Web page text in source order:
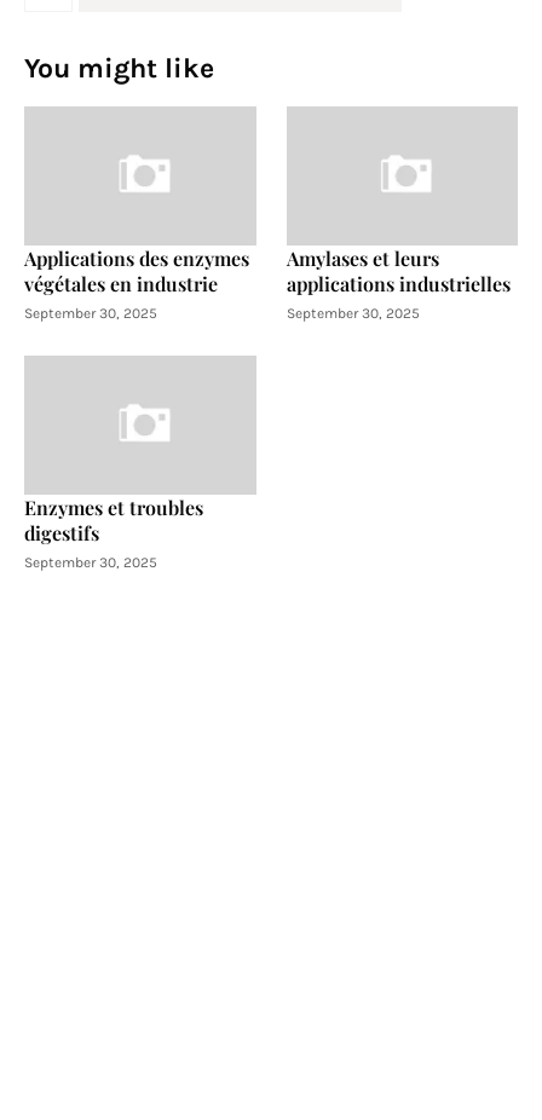
You might like
Applications des enzymes
végétales en industrie
September 30, 2025
Amylases et leurs
applications industrielles
September 30, 2025
Enzymes et troubles
digestifs
September 30, 2025